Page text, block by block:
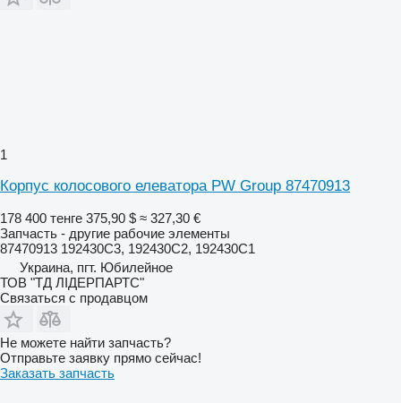
1
Корпус колосового елеватора PW Group 87470913
178 400 тенге 375,90 $ ≈ 327,30 €
Запчасть - другие рабочие элементы
87470913 192430C3, 192430C2, 192430C1
Украина, пгт. Юбилейное
ТОВ "ТД ЛІДЕРПАРТС"
Связаться с продавцом
Не можете найти запчасть?
Отправьте заявку прямо сейчас!
Заказать запчасть